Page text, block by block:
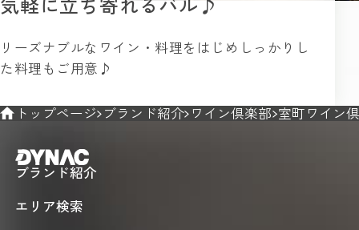
リーズナブルなワイン・料理をはじめしっかりし
た料理もご用意♪
トップページ ブランド紹介 ワイン倶楽部 室町ワイン
ブランド紹介
エリア検索